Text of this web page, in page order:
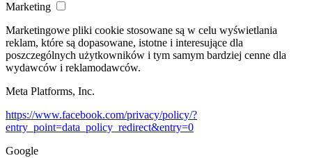
Marketing
Marketingowe pliki cookie stosowane są w celu wyświetlania
reklam, które są dopasowane, istotne i interesujące dla
poszczególnych użytkowników i tym samym bardziej cenne dla
wydawców i reklamodawców.
Meta Platforms, Inc.
https://www.facebook.com/privacy/policy/?
entry_point=data_policy_redirect&entry=0
Google